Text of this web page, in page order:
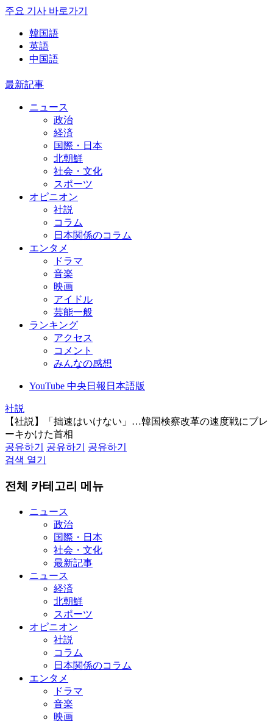
주요 기사 바로가기
韓国語
英語
中国語
最新記事
ニュース
政治
経済
国際・日本
北朝鮮
社会・文化
スポーツ
オピニオン
社説
コラム
日本関係のコラム
エンタメ
ドラマ
音楽
映画
アイドル
芸能一般
ランキング
アクセス
コメント
みんなの感想
YouTube 中央日報日本語版
社説
【社説】「拙速はいけない」…韓国検察改革の速度戦にブレ
ーキかけた首相
공유하기
공유하기
공유하기
검색 열기
전체 카테고리 메뉴
ニュース
政治
国際・日本
社会・文化
最新記事
ニュース
経済
北朝鮮
スポーツ
オピニオン
社説
コラム
日本関係のコラム
エンタメ
ドラマ
音楽
映画